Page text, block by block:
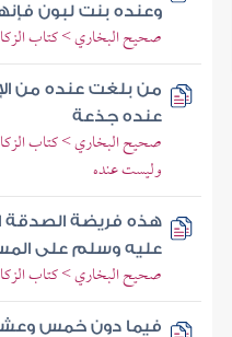
وعنده بنت لبون
صحيح البخاري > كتاب
من بلغت عنده من
عنده جذعة
صحيح البخاري > كتاب
وليست عنده
هذه فريضة الصدقة
عليه وسلم على
صحيح البخاري > كتاب
فيما دون خمس